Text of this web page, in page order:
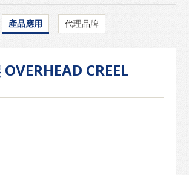
產品應用 代理品牌
CREEL